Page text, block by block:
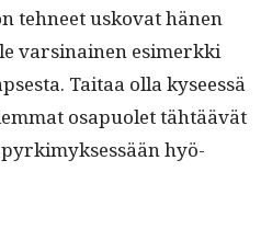
tehneet usko­vat hänen
varsi­nainen esimerk­ki
Taitaa olla kyseessä
osa­puo­let tähtäävät
hyö­